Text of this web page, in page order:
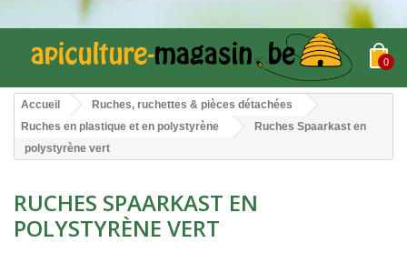
0
Accueil
Ruches, ruchettes & pièces détachées
Ruches en plastique et en polystyrène
Ruches Spaarkast en
polystyrène vert
RUCHES SPAARKAST EN
POLYSTYRÈNE VERT